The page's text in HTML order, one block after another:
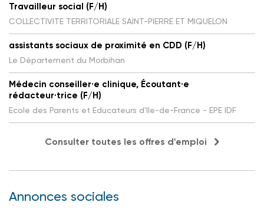
Travailleur social (F/H)
COLLECTIVITE TERRITORIALE SAINT-PIERRE ET MIQUELON
assistants sociaux de proximité en CDD (F/H)
Le Département du Morbihan
Médecin conseiller·e clinique, Écoutant·e
rédacteur·trice (F/H)
Ecole des Parents et Educateurs d'Ile-de-France - EPE IDF
Consulter toutes les offres d'emploi
Annonces sociales